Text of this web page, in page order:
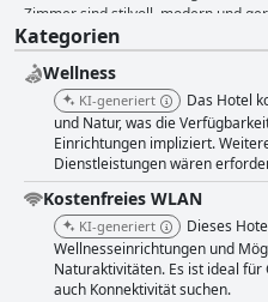
Zimmer sind stilvoll, modern und
Annehmlichkeiten und
Hotels und das erstklassige
entspannendes Erlebnis. Der
und bietet den Gästen
wenn einige Gäste der Meinung
Bezug auf die Sauberkeit mehr
familienfreundlich und bietet
Auswahl beim Mittagessen und
Obwohl einige Gäste die Betten als
Wälderin-Wellness, Sport & Natur
luxuriösen Aufenthalt an einem
Kategorien
Wellness
KI-generiert
Das Hotel
und Natur, was die
Einrichtungen impliziert.
Dienstleistungen wären
Kostenfreies WLAN
KI-generiert
Dieses
Wellnesseinrichtungen und
Naturaktivitäten. Es ist ideal für
auch Konnektivität suchen.